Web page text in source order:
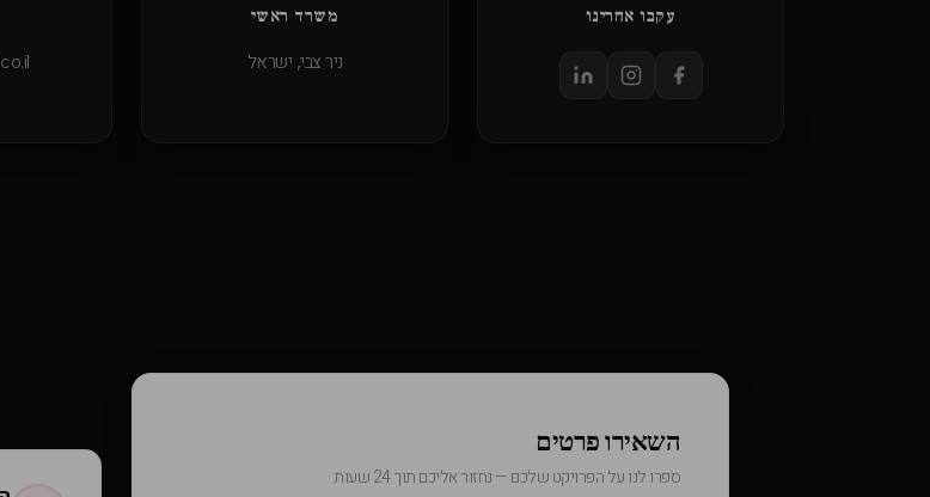
משרד ראשי
ניר צבי, ישראל
עקבו אחרינו
השאירו פרטים
ספרו לנו על הפרויקט שלכם — נחזור אליכם תוך 24 שעות